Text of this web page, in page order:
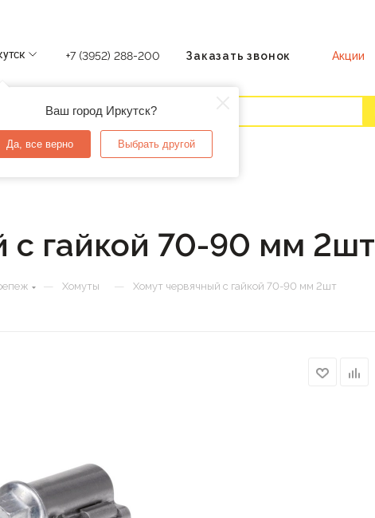
Ваш город Иркутск?
Да, все верно Выбрать другой
+7 (3952) 288-200 Заказать звонок Акции
с гайкой 70-90 мм 2шт
— Хомуты — Хомут червячный с гайкой 70-90 мм 2шт